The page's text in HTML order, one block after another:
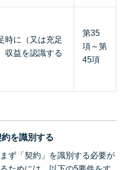
時に（又は充足
収益を認識する
第35
項～第
45項
を識別する
ず「契約」を識別する必要が